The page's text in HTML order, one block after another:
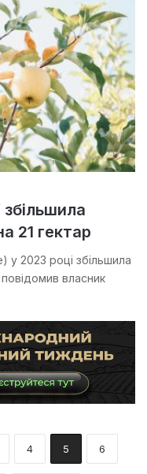
21 гектар
у 2023 році збільшила
власник
4 5 6